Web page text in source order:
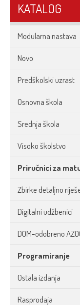
KATALOG
Modularna nastava
Novo
Predškolski uzrast
Osnovna škola
Srednja škola
Visoko školstvo
Priručnici za
Zbirke detaljno
Digitalni udžbenici
DOM-odobreno
Programiranje
Ostala izdanja
Rasprodaja